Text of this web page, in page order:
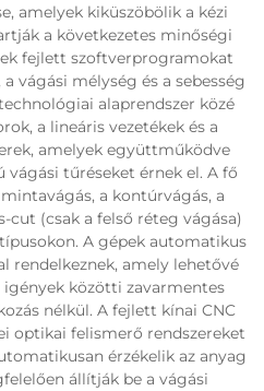
amelyek kiküszöbölik a kézi
a következetes minőségi
fejlett szoftverprogramokat
vágási mélység és a sebesség
alaprendszer közé
a lineáris vezetékek és a
amelyek együttműködve
tűréseket érnek el. A fő
a kontúrvágás, a
cut (csak a felső réteg vágása)
A gépek automatikus
rendelkeznek, amely lehetővé
közötti zavarmentes
nélkül. A fejlett kínai CNC
optikai felismerő rendszereket
érzékelik az anyag
állítják be a vágási